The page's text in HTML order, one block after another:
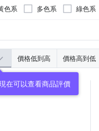
色系 多色系
綠色系
價格低到高 價格高到低